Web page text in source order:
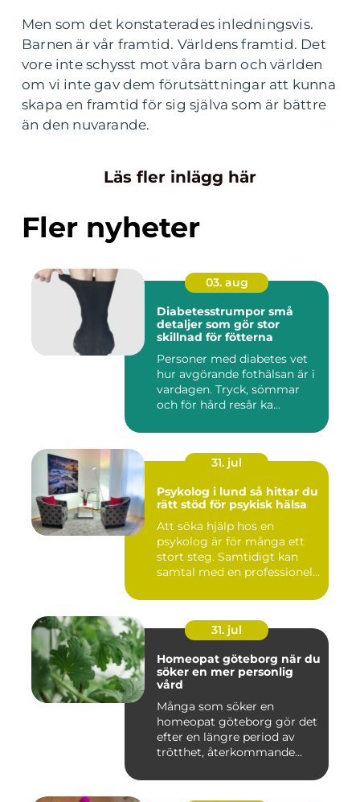
Men som det konstaterades inledningsvis.
Barnen är vår framtid. Världens framtid. Det
vore inte schysst mot våra barn och världen
om vi inte gav dem förutsättningar att kunna
skapa en framtid för sig själva som är bättre
än den nuvarande.
Läs fler inlägg här
Fler nyheter
03. aug
Diabetesstrumpor små
detaljer som gör stor
skillnad för fötterna
Personer med diabetes vet
hur avgörande fothälsan är i
vardagen. Tryck, sömmar
och för hård resår ka...
31. jul
Psykolog i lund så hittar du
rätt stöd för psykisk hälsa
Att söka hjälp hos en
psykolog är för många ett
stort steg. Samtidigt kan
samtal med en professionel...
31. jul
Homeopat göteborg när du
söker en mer personlig
vård
Många som söker en
homeopat göteborg gör det
efter en längre period av
trötthet, återkommande